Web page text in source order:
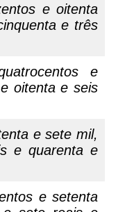
e oitenta
e três
e
oitenta e seis
e sete mil,
e quarenta e
e setenta